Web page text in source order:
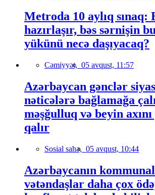
Metroda 10 aylıq sınaq:
hazırlaşır, bəs sərnişin
yükünü necə daşıyacaq?
Cəmiyyət, 05 avqust, 11:57
Azərbaycan gənclər
nəticələrə bağlamağa
məşğulluq və beyin
qalır
Sosial sahə, 05 avqust, 10:44
Azərbaycanın kommunal
vətəndaşlar daha çox